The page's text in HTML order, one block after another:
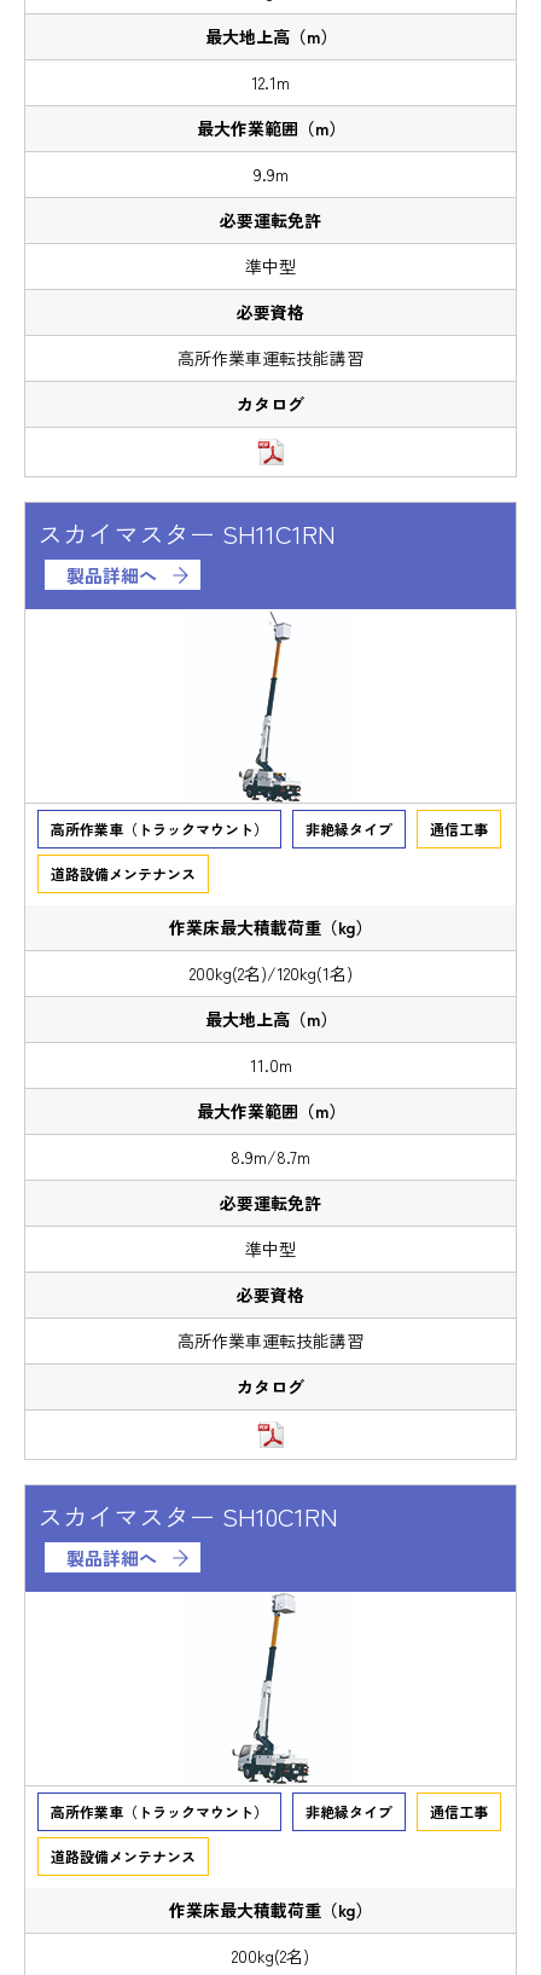
12.1m
9.9m
準中型
高所作業車運転技能講習
スカイマスター SH11C1RN
製品詳細へ
高所作業車（トラックマウント） 非絶縁タイプ 通信工事
道路設備メンテナンス
200kg(2名)/120kg(1名)
11.0m
8.9m/8.7m
準中型
高所作業車運転技能講習
スカイマスター SH10C1RN
製品詳細へ
高所作業車（トラックマウント） 非絶縁タイプ 通信工事
道路設備メンテナンス
200kg(2名)